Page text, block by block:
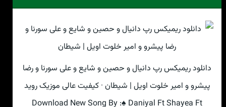
دانلود ریمیکس رپ دانیال و حصین و شایع و علی سورنا و رضا
پیشرو و امیر خلوت اویل | شیطان · کیفیت عالی موزیک روید
Download New Song By :♠ Daniyal Ft Shayea Ft